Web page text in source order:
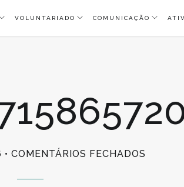
VOLUNTARIADO COMUNICAÇÃO
COMENTÁRIOS FECHADOS